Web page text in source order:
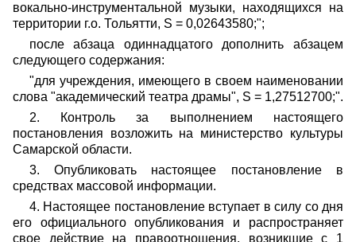
вокально-инструментальной музыки, находящихся на
территории г.о. Тольятти, S = 0,02643580;";
после абзаца одиннадцатого дополнить абзацем
следующего содержания:
"для учреждения, имеющего в своем наименовании
слова "академический театра драмы", S = 1,27512700;".
2. Контроль за выполнением настоящего
постановления возложить на министерство культуры
Самарской области.
3. Опубликовать настоящее постановление в
средствах массовой информации.
4. Настоящее постановление вступает в силу со дня
его официального опубликования и распространяет
свое действие на правоотношения, возникшие с 1